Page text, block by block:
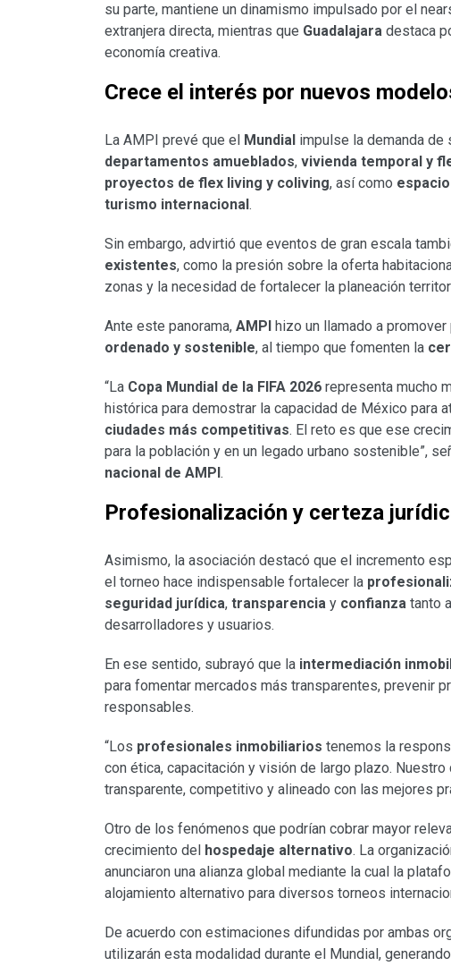
su parte, mantiene un dinamismo impulsado por el
extranjera directa, mientras que Guadalajara destaca
economía creativa.
Crece el interés por nuevos
La AMPI prevé que el Mundial impulse la demanda
departamentos amueblados, vivienda temporal y
proyectos de flex living y coliving, así como
turismo internacional .
Sin embargo, advirtió que eventos de gran escala
existentes, como la presión sobre la oferta
zonas y la necesidad de fortalecer la planeación
Ante este panorama, AMPI hizo un llamado a
ordenado y sostenible, al tiempo que fomenten la
“La Copa Mundial de la FIFA 2026 representa mucho
histórica para demostrar la capacidad de México para
ciudades más competitivas. El reto es que ese
para la población y en un legado urbano sostenible”,
nacional de AMPI .
Profesionalización y certeza
Asimismo, la asociación destacó que el incremento
el torneo hace indispensable fortalecer la
seguridad jurídica, transparencia y confianza tanto
desarrolladores y usuarios.
En ese sentido, subrayó que la intermediación
para fomentar mercados más transparentes, prevenir
responsables.
“Los profesionales inmobiliarios tenemos la
con ética, capacitación y visión de largo plazo.
transparente, competitivo y alineado con las mejores
Otro de los fenómenos que podrían cobrar mayor
crecimiento del
hospedaje alternativo. La
anunciaron una alianza global mediante la cual la
alojamiento alternativo para diversos torneos
De acuerdo con estimaciones difundidas por ambas
utilizarán esta modalidad durante el Mundial,